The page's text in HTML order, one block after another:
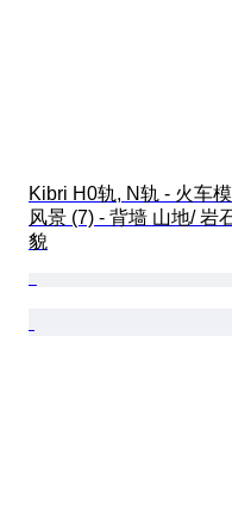
Kibri H0轨, N轨 - 火车
风景 (7) - 背墙 山地/ 岩
貌